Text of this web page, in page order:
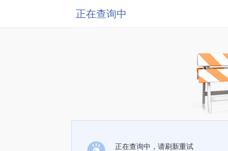
正在查询中
正在查询中，请刷新重试